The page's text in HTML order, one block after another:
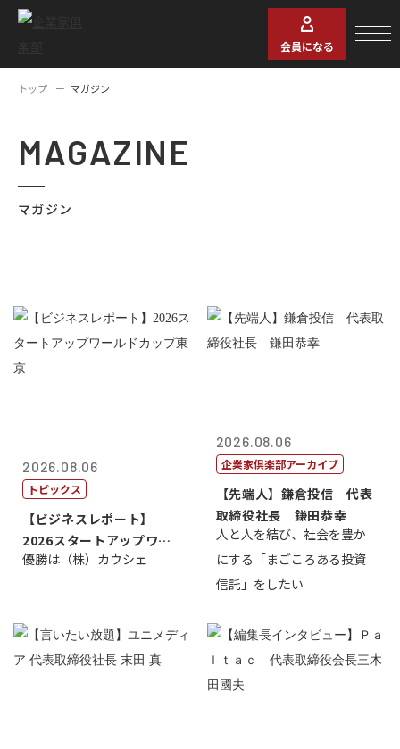
会員になる
トップ マガジン
MAGAZINE
マガジン
2026.08.06
トピックス
【ビジネスレポート】
2026スタートアップワー
ルドカップ東京
優勝は（株）カウシェ
2026.08.06
企業家倶楽部アーカイブ
【先端人】鎌倉投信 代表
取締役社長 鎌田恭幸
人と人を結び、社会を豊か
にする「まごころある投資
信託」をしたい